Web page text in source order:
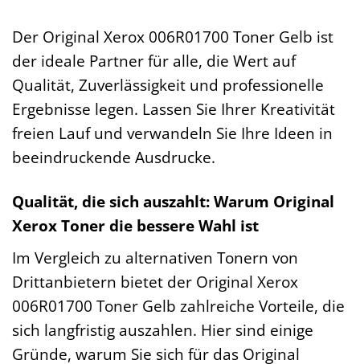
Der Original Xerox 006R01700 Toner Gelb ist
der ideale Partner für alle, die Wert auf
Qualität, Zuverlässigkeit und professionelle
Ergebnisse legen. Lassen Sie Ihrer Kreativität
freien Lauf und verwandeln Sie Ihre Ideen in
beeindruckende Ausdrucke.
Qualität, die sich auszahlt: Warum Original
Xerox Toner die bessere Wahl ist
Im Vergleich zu alternativen Tonern von
Drittanbietern bietet der Original Xerox
006R01700 Toner Gelb zahlreiche Vorteile, die
sich langfristig auszahlen. Hier sind einige
Gründe, warum Sie sich für das Original